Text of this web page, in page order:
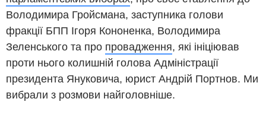
Володимира Гройсмана, заступника голови
фракції БПП Ігоря Кононенка, Володимира
Зеленського та про провадження, які ініціював
проти нього колишній голова Адміністрації
президента Януковича, юрист Андрій Портнов. Ми
вибрали з розмови найголовніше.